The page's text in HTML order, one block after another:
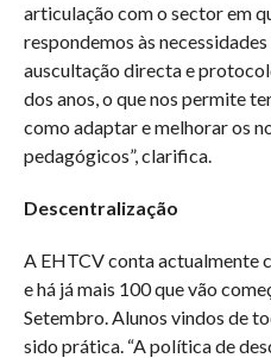
articulação com o sector em
respondemos às
auscultação directa e
dos anos, o que nos permite
como adaptar e melhorar os
pedagógicos”, clarifica.
Descentralização
A EHTCV conta actualmente
e há já mais 100 que vão
Setembro. Alunos vindos de
sido prática. “A política de